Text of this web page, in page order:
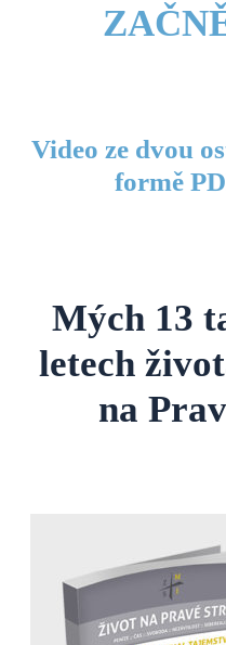
Video ze dvou
formě
Mých 13
letech
na